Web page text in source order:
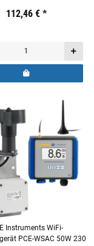
€ inkl. 19% USt.
112,46 € *
Instruments WiFi-
PCE-WSAC 50W 230